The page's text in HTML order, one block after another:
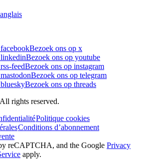
Bezoek ons op x
Bezoek ons op youtube
feedBezoek ons op instagram
Bezoek ons op telegram
Bezoek ons op threads
rights reserved.
Politique cookies
Conditions d’abonnement
reCAPTCHA, and the Google Privacy
apply.